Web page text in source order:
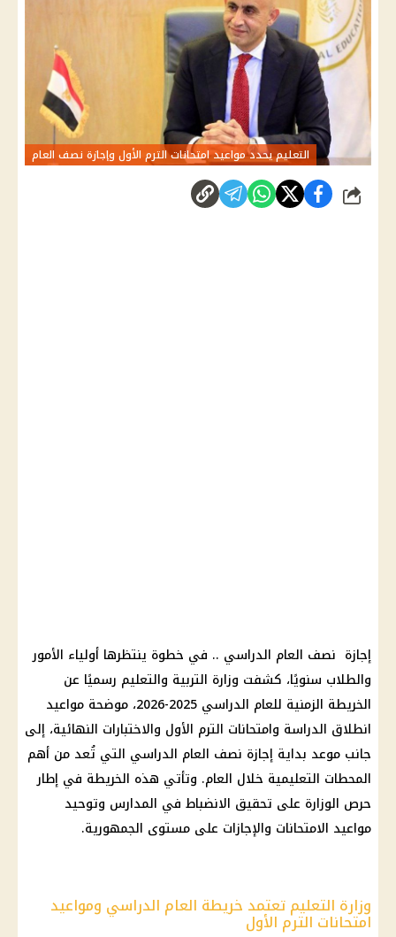
التعليم يحدد مواعيد امتحانات الترم الأول وإجازة نصف العام
شارك
إجازة نصف العام الدراسي .. في خطوة ينتظرها أولياء الأمور
والطلاب سنويًا، كشفت وزارة التربية والتعليم رسميًا عن
الخريطة الزمنية للعام الدراسي 2025-2026، موضحة مواعيد
انطلاق الدراسة وامتحانات الترم الأول والاختبارات النهائية، إلى
جانب موعد بداية إجازة نصف العام الدراسي التي تُعد من أهم
المحطات التعليمية خلال العام. وتأتي هذه الخريطة في إطار
حرص الوزارة على تحقيق الانضباط في المدارس وتوحيد
مواعيد الامتحانات والإجازات على مستوى الجمهورية.
وزارة التعليم تعتمد خريطة العام الدراسي ومواعيد
امتحانات الترم الأول